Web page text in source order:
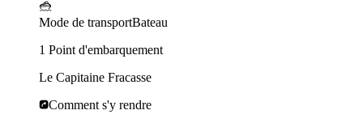
Mode de transportBateau
1 Point d'embarquement
Le Capitaine Fracasse
Comment s'y rendre